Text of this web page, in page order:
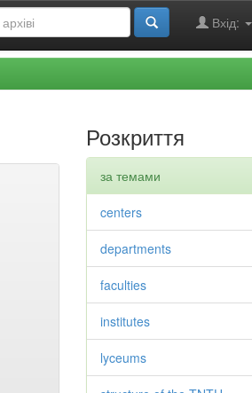
Вхід:
Розкриття
за темами
centers
departments
faculties
institutes
lyceums